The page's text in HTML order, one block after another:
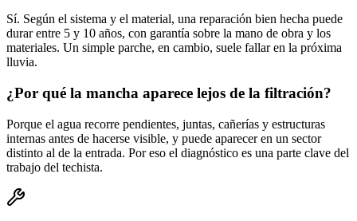
Sí. Según el sistema y el material, una reparación bien hecha puede
durar entre 5 y 10 años, con garantía sobre la mano de obra y los
materiales. Un simple parche, en cambio, suele fallar en la próxima
lluvia.
¿Por qué la mancha aparece lejos de la filtración?
Porque el agua recorre pendientes, juntas, cañerías y estructuras
internas antes de hacerse visible, y puede aparecer en un sector
distinto al de la entrada. Por eso el diagnóstico es una parte clave del
trabajo del techista.